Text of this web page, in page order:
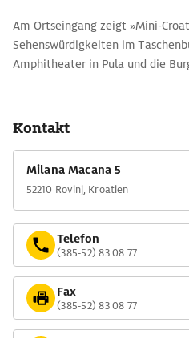
Am Ortseingang zeigt »Mini-
Sehenswürdigkeiten im
Amphitheater in Pula und die
Kontakt
Milana Macana 5
52210 Rovinj, Kroatien
Telefon
(385-52) 83 08 77
Fax
(385-52) 83 08 77